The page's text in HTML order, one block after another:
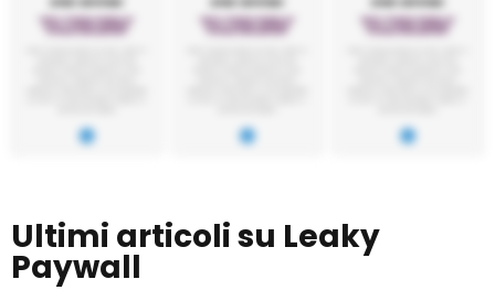
Ultimi articoli su Leaky
Paywall